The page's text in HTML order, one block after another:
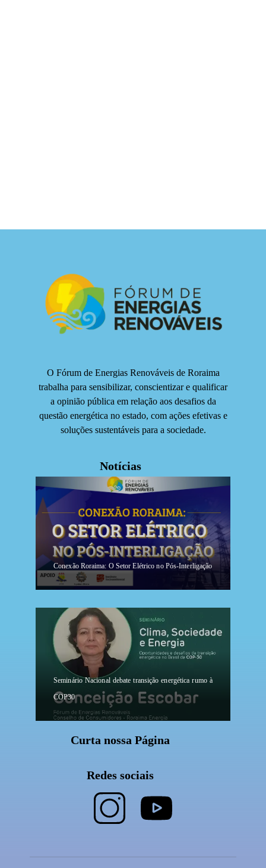
O Fórum de Energias Renováveis de Roraima
trabalha para sensibilizar, conscientizar e qualificar
a opinião pública em relação aos desafios da
questão energética no estado, com ações efetivas e
soluções sustentáveis para a sociedade.
Notícias
Conexão Roraima: O Setor Elétrico no Pós-Interligação
Seminário Nacional debate transição energética rumo à
COP30
Curta nossa Página
Redes sociais